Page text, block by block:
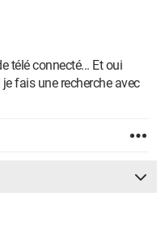
télé connecté... Et oui
fais une recherche avec